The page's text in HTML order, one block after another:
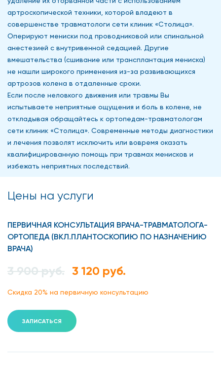
артроскопической техники, которой владеют в
совершенстве травматологи сети клиник «Столица».
Оперируют мениски под проводниковой или спинальной
анестезией с внутривенной седацией. Другие
вмешательства (сшивание или трансплантация мениска)
не нашли широкого применения из-за развивающихся
артрозов колена в отдаленные сроки.
Если после неловкого движения или травмы Вы
испытываете неприятные ощущения и боль в колене, не
откладывая обращайтесь к ортопедам-травматологам
сети клиник «Столица». Современные методы диагностики
и лечения позволят исключить или вовремя оказать
квалифицированную помощь при травмах менисков и
избежать неприятных последствий.
Цены на услуги
ПЕРВИЧНАЯ КОНСУЛЬТАЦИЯ ВРАЧА-ТРАВМАТОЛОГА-
ОРТОПЕДА (ВКЛ.ПЛАНТОСКОПИЮ ПО НАЗНАЧЕНИЮ
ВРАЧА)
3 900 руб. 3 120 руб.
Скидка 20% на первичную консультацию
ЗАПИСАТЬСЯ